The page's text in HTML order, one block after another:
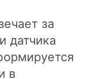
за
датчика
в